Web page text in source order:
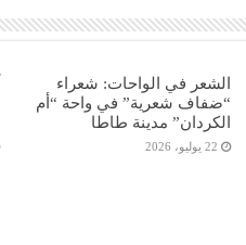
الشعر في الواحات: شعراء
“ضفاف شعرية” في واحة “أم
الكردان” مدينة طاطا
22 يوليو، 2026